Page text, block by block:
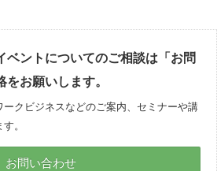
ベントについてのご相談は「お問
お願いします。
クビジネスなどのご案内、セミナーや講
。
お問い合わせ